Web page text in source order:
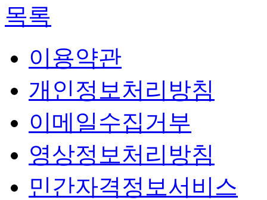
목록
이용약관
개인정보처리방침
이메일수집거부
영상정보처리방침
민간자격정보서비스